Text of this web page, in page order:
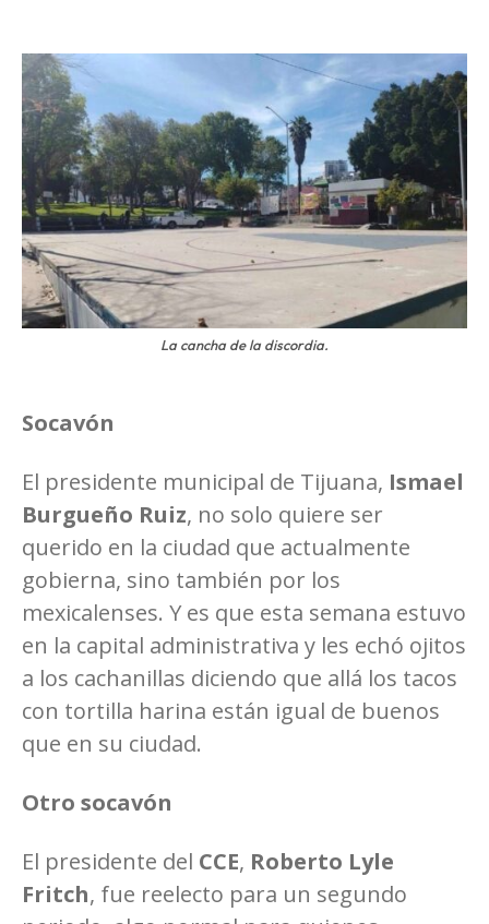
La cancha de la discordia.
Socavón
El presidente municipal de Tijuana, Ismael
Burgueño Ruiz, no solo quiere ser
querido en la ciudad que actualmente
gobierna, sino también por los
mexicalenses. Y es que esta semana estuvo
en la capital administrativa y les echó ojitos
a los cachanillas diciendo que allá los tacos
con tortilla harina están igual de buenos
que en su ciudad.
Otro socavón
El presidente del CCE, Roberto Lyle
Fritch, fue reelecto para un segundo